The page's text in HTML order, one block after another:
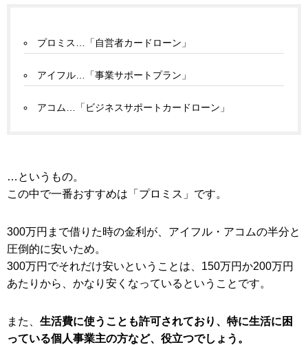
プロミス…「自営者カードローン」
アイフル…「事業サポートプラン」
アコム…「ビジネスサポートカードローン」
…というもの。
この中で一番おすすめは「プロミス」です。
300万円まで借りた時の金利が、アイフル・アコムの半分と
圧倒的に安いため。
300万円でそれだけ安いということは、150万円か200万円
あたりから、かなり安くなっているということです。
また、 生活費に使うことも許可されており、特に生活に困
っている個人事業主の方など、役立つでしょう。